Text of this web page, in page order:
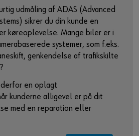
udmåling af ADAS (Advanced
sikrer du din kunde en
køreoplevelse. Mange biler er i
systemer, som f.eks.
genkendelse af trafikskilte
en oplagt
kunderne alligevel er på dit
med en reparation eller